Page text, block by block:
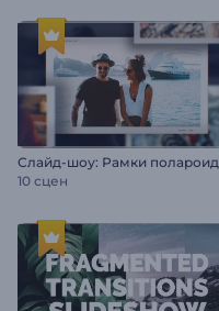
Слайд-шоу: Рамки полароид
10 сцен